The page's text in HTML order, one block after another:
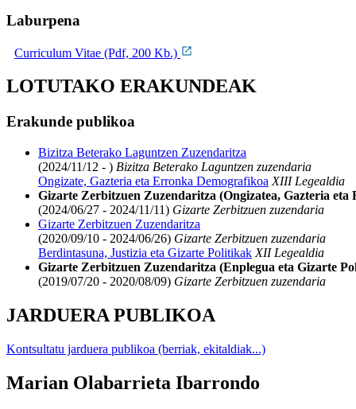
Laburpena
Curriculum Vitae (Pdf, 200 Kb.)
LOTUTAKO ERAKUNDEAK
Erakunde publikoa
Bizitza Beterako Laguntzen Zuzendaritza
(2024/11/12 - ) Bizitza Beterako Laguntzen zuzendaria
Ongizate, Gazteria eta Erronka Demografikoa XIII Legealdia
Gizarte Zerbitzuen Zuzendaritza (Ongizatea, Gazteria
(2024/06/27 - 2024/11/11) Gizarte Zerbitzuen zuzendaria
Gizarte Zerbitzuen Zuzendaritza
(2020/09/10 - 2024/06/26) Gizarte Zerbitzuen zuzendaria
Berdintasuna, Justizia eta Gizarte Politikak XII Legealdia
Gizarte Zerbitzuen Zuzendaritza (Enplegua eta Gizarte
(2019/07/20 - 2020/08/09) Gizarte Zerbitzuen zuzendaria
JARDUERA PUBLIKOA
Kontsultatu jarduera publikoa (berriak, ekitaldiak...)
Marian Olabarrieta Ibarrondo